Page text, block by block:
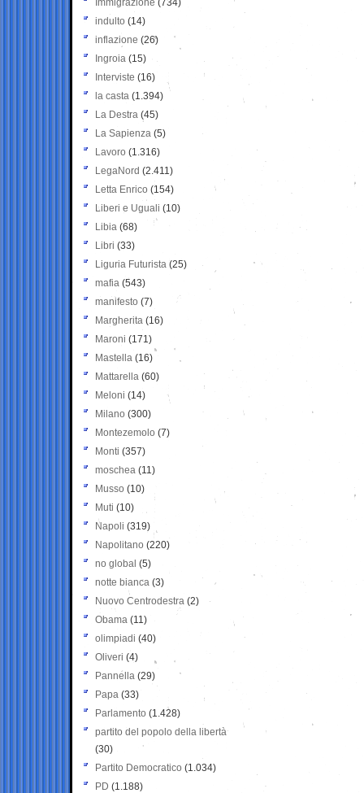
Immigrazione (734)
indulto (14)
inflazione (26)
Ingroia (15)
Interviste (16)
la casta (1.394)
La Destra (45)
La Sapienza (5)
Lavoro (1.316)
LegaNord (2.411)
Letta Enrico (154)
Liberi e Uguali (10)
Libia (68)
Libri (33)
Liguria Futurista (25)
mafia (543)
manifesto (7)
Margherita (16)
Maroni (171)
Mastella (16)
Mattarella (60)
Meloni (14)
Milano (300)
Montezemolo (7)
Monti (357)
moschea (11)
Musso (10)
Muti (10)
Napoli (319)
Napolitano (220)
no global (5)
notte bianca (3)
Nuovo Centrodestra (2)
Obama (11)
olimpiadi (40)
Oliveri (4)
Pannella (29)
Papa (33)
Parlamento (1.428)
partito del popolo della libertà
(30)
Partito Democratico (1.034)
PD (1.188)